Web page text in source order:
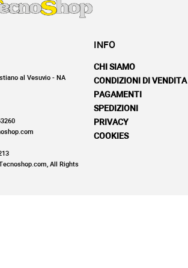
al Vesuvio - NA
All Rights
INFO
CHI SIAMO
CONDIZIONI DI VENDITA
PAGAMENTI
SPEDIZIONI
PRIVACY
COOKIES